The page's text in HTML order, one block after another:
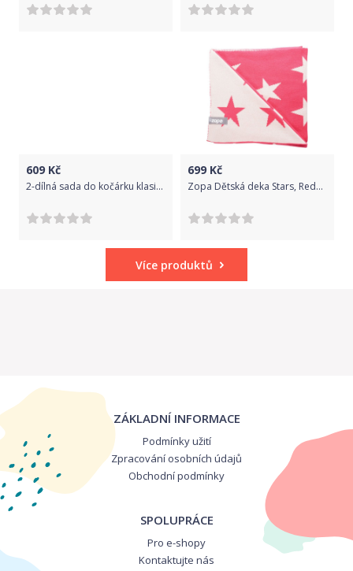
609 Kč
2-dílná sada do kočárku klasik s minky - hvězdičky, minky granát
699 Kč
Zopa Dětská deka Stars, Redwine
Více produktů
ZÁKLADNÍ INFORMACE
Podmínky užití
Zpracování osobních údajů
Obchodní podmínky
SPOLUPRÁCE
Pro e-shopy
Kontaktujte nás